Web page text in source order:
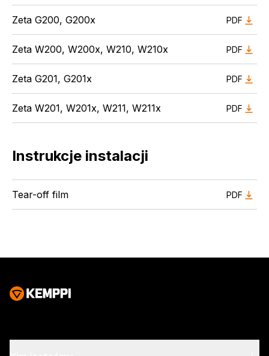
Zeta G200, G200x PDF
Zeta W200, W200x, W210, W210x PDF
Zeta G201, G201x PDF
Zeta W201, W201x, W211, W211x PDF
Instrukcje instalacji
Tear-off film PDF